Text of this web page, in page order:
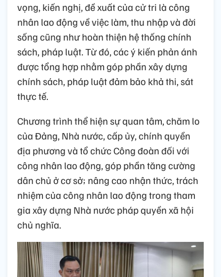
vọng, kiến nghị, đề xuất của cử tri là công
nhân lao động về việc làm, thu nhập và đời
sống cũng như hoàn thiện hệ thống chính
sách, pháp luật. Từ đó, các ý kiến phản ánh
được tổng hợp nhằm góp phần xây dựng
chính sách, pháp luật đảm bảo khả thi, sát
thực tế.
Chương trình thể hiện sự quan tâm, chăm lo
của Đảng, Nhà nước, cấp ủy, chính quyền
địa phương và tổ chức Công đoàn đối với
công nhân lao động, góp phần tăng cường
dân chủ ở cơ sở; nâng cao nhận thức, trách
nhiệm của công nhân lao động trong tham
gia xây dựng Nhà nước pháp quyền xã hội
chủ nghĩa.